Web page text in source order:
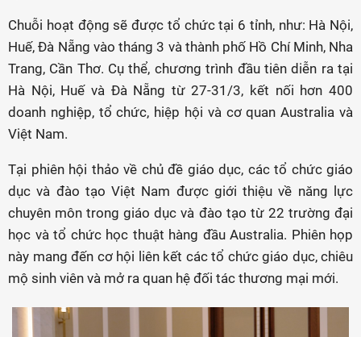
Chuỗi hoạt động sẽ được tổ chức tại 6 tỉnh, như: Hà Nội,
Huế, Đà Nẵng vào tháng 3 và thành phố Hồ Chí Minh, Nha
Trang, Cần Thơ. Cụ thể, chương trình đầu tiên diễn ra tại
Hà Nội, Huế và Đà Nẵng từ 27-31/3, kết nối hơn 400
doanh nghiệp, tổ chức, hiệp hội và cơ quan Australia và
Việt Nam.
Tại phiên hội thảo về chủ đề giáo dục, các tổ chức giáo
dục và đào tạo Việt Nam được giới thiệu về năng lực
chuyên môn trong giáo dục và đào tạo từ 22 trường đại
học và tổ chức học thuật hàng đầu Australia. Phiên họp
này mang đến cơ hội liên kết các tổ chức giáo dục, chiêu
mộ sinh viên và mở ra quan hệ đối tác thương mại mới.